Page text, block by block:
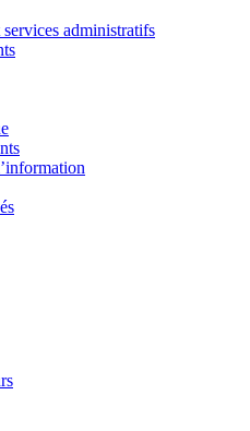
administratifs